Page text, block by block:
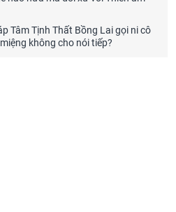
Tâm Tịnh Thất Bồng Lai gọi ni cô
không cho nói tiếp?